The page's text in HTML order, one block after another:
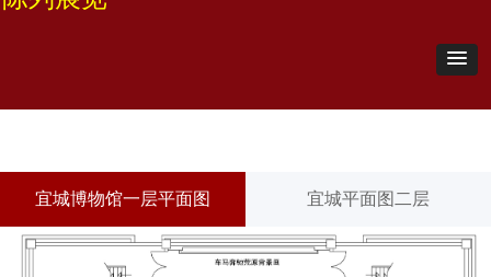
宜城博物馆一层平面图 宜城平面图二层